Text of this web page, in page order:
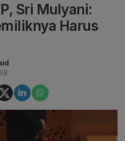
Sri Mulyani:
Harus